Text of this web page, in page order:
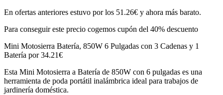
En ofertas anteriores estuvo por los 51.26€ y ahora más barato.
Para conseguir este precio cogemos cupón del 40% descuento
Mini Motosierra Batería, 850W 6 Pulgadas con 3 Cadenas y 1
Batería por 34.21€
Esta Mini Motosierra a Batería de 850W con 6 pulgadas es una
herramienta de poda portátil inalámbrica ideal para trabajos de
jardinería doméstica.